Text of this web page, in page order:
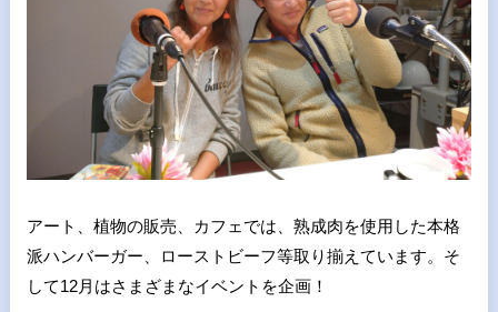
アート、植物の販売、カフェでは、熟成肉を使用した本格
派ハンバーガー、ローストビーフ等取り揃えています。そ
して12月はさまざまなイベントを企画！